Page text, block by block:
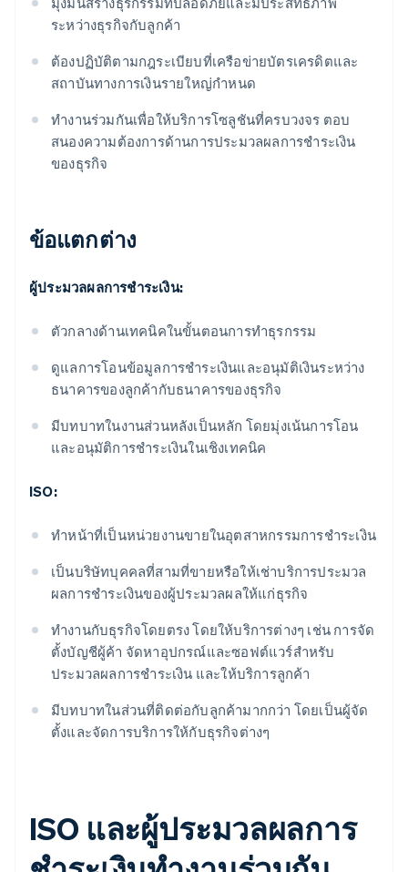
ระหว่างธุรกิจกับลูกค้า
ต้องปฏิบัติตามกฎระเบียบที่เครือข่ายบัตรเครดิตและ
สถาบันทางการเงินรายใหญ่กําหนด
ทํางานร่วมกันเพื่อให้บริการโซลูชันที่ครบวงจร ตอบ
สนองความต้องการด้านการประมวลผลการชําระเงิน
ของธุรกิจ
ข้อแตกต่าง
ผู้ประมวลผลการชําระเงิน:
ตัวกลางด้านเทคนิคในขั้นตอนการทําธุรกรรม
ดูแลการโอนข้อมูลการชำระเงินและอนุมัติเงินระหว่าง
ธนาคารของลูกค้ากับธนาคารของธุรกิจ
มีบทบาทในงานส่วนหลังเป็นหลัก โดยมุ่งเน้นการโอน
และอนุมัติการชําระเงินในเชิงเทคนิค
ISO:
ทําหน้าที่เป็นหน่วยงานขายในอุตสาหกรรมการชําระเงิน
เป็นบริษัทบุคคลที่สามที่ขายหรือให้เช่าบริการประมวล
ผลการชําระเงินของผู้ประมวลผลให้แก่ธุรกิจ
ทำงานกับธุรกิจโดยตรง โดยให้บริการต่างๆ เช่น การจัด
ตั้งบัญชีผู้ค้า จัดหาอุปกรณ์และซอฟต์แวร์สําหรับ
ประมวลผลการชําระเงิน และให้บริการลูกค้า
มีบทบาทในส่วนที่ติดต่อกับลูกค้ามากกว่า โดยเป็นผู้จัด
ตั้งและจัดการบริการให้กับธุรกิจต่างๆ
ISO และผู้ประมวลผลการ